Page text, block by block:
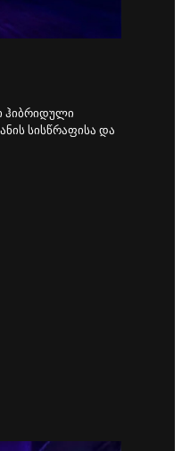
ჰიბრიდული
სისწრაფისა და